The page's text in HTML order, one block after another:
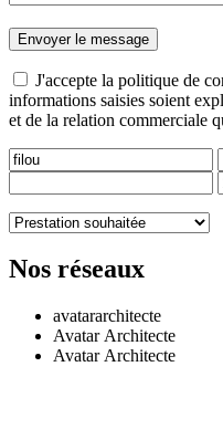
Envoyer le message
J'accepte la politique de
informations saisies soient
et de la relation commerciale
Nos réseaux
avatararchitecte
Avatar Architecte
Avatar Architecte